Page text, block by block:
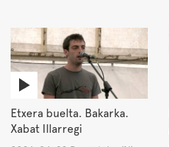
Etxera buelta. Bakarka.
Xabat Illarregi